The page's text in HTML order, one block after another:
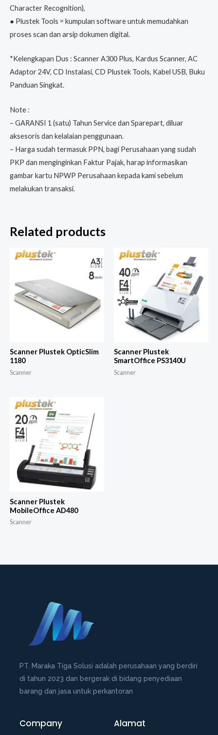
Character Recognition),
● Plustek Tools = kumpulan software untuk memudahkan
proses scan dan arsip dokumen digital.
*Kelengkapan Dus : Scanner A300 Plus, Kardus Scanner, AC
Adaptor 24V, CD Instalasi, CD Plustek Tools, Kabel USB, Buku
Panduan Singkat.
Note :
– GARANSI 1 (satu) Tahun Service dan Sparepart, diluar
aksesoris dan kelalaian penggunaan.
– Harga sudah termasuk PPN, bagi Perusahaan yang sudah
PKP dan menginginkan Faktur Pajak, harap informasikan
gambar kartu NPWP Perusahaan kepada kami sebelum
melakukan transaksi.
Related products
Scanner Plustek OpticSlim
1180
Scanner
Scanner Plustek
SmartOffice PS3140U
Scanner
Scanner Plustek
MobileOffice AD480
Scanner
PT. Maraka Tiga Solusi adalah perusahaan yang berdiri
di tahun 2023 dan bergerak di bidang penyediaan
barang dan jasa untuk perkantoran
Company Alamat